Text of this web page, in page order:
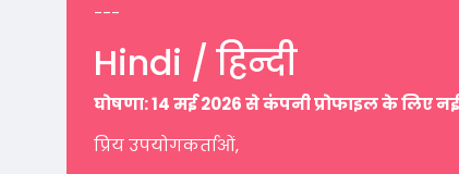
---
Hindi / हिन्दी
घोषणा: 14 मई 2026 से कंपनी प्रोफाइल के लिए
प्रिय उपयोगकर्ताओं,